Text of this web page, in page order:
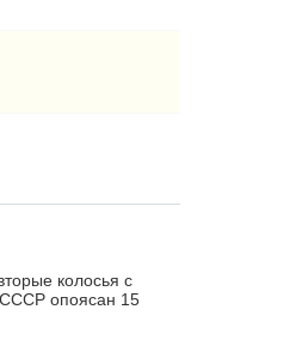
колосья с
СССР опоясан 15